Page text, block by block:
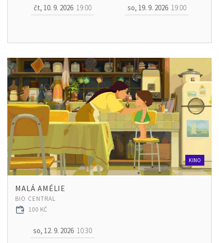
čt, 10. 9. 2026 19:00 so, 19. 9. 2026 19:00
KINO
MALÁ AMÉLIE
BIO CENTRAL
100 KČ
so, 12. 9. 2026 10:30